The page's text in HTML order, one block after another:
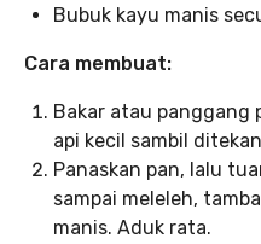
Bubuk kayu manis
Cara membuat:
Bakar atau panggang
api kecil sambil
Panaskan pan, lalu
sampai meleleh,
manis. Aduk rata.